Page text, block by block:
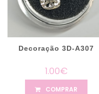
Decoração 3D-A307
1.00€
COMPRAR